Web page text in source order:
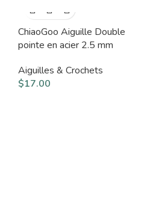
ChiaoGoo Aiguille Double
pointe en acier 2.5 mm
Aiguilles & Crochets
$17.00